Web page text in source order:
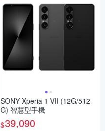
SONY Xperia 1 VII (12G/512
G) 智慧型手機
$39,090